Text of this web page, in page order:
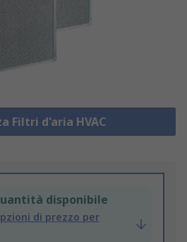
Filtri d'aria HVAC
disponibile
di prezzo per